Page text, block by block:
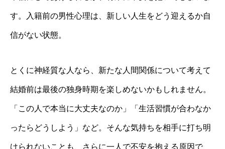
す。入籍前の男性心理は、新しい人生をどう迎えるか自
信がない状態。
とくに神経質な人なら、新たな人間関係について考えて
結婚前は最後の独身時期を楽しめないかもしれません。
「この人で本当に大丈夫なのか」「生活習慣が合わなか
ったらどうしよう」など。そんな気持ちを相手に打ち明
けられないことも、さらに一人で不安を抱える原因で